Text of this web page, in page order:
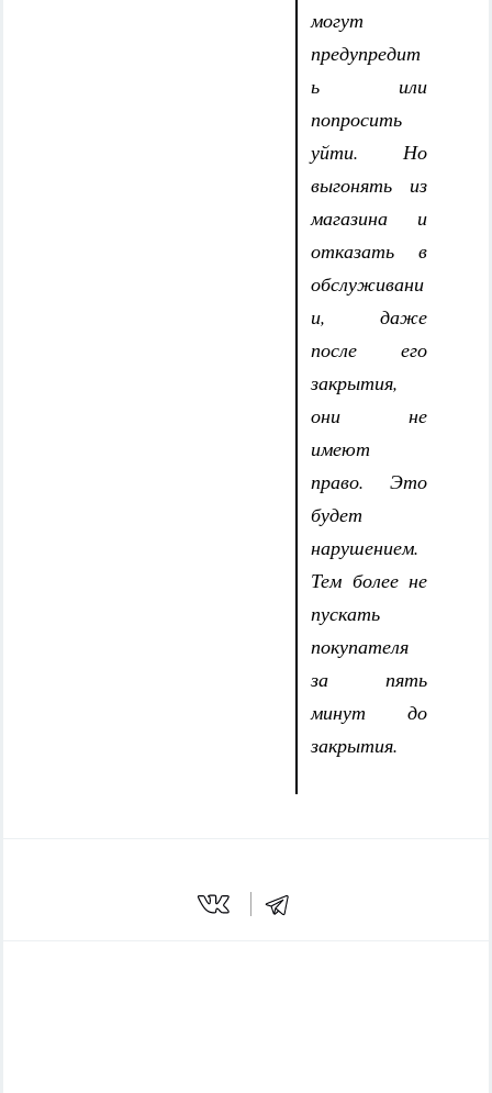
могут
предупредит
ь или
попросить
уйти. Но
выгонять из
магазина и
отказать в
обслуживани
и, даже
после его
закрытия,
они не
имеют
право. Это
будет
нарушением.
Тем более не
пускать
покупателя
за пять
минут до
закрытия.